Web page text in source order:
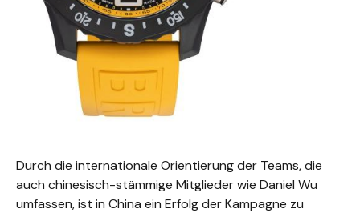
Durch die internationale Orientierung der Teams, die
auch chinesisch-stämmige Mitglieder wie Daniel Wu
umfassen, ist in China ein Erfolg der Kampagne zu